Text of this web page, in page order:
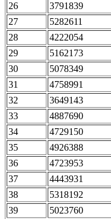
26 3791839
27 5282611
28 4222054
29 5162173
30 5078349
31 4758991
32 3649143
33 4887690
34 4729150
35 4926388
36 4723953
37 4443931
38 5318192
39 5023760